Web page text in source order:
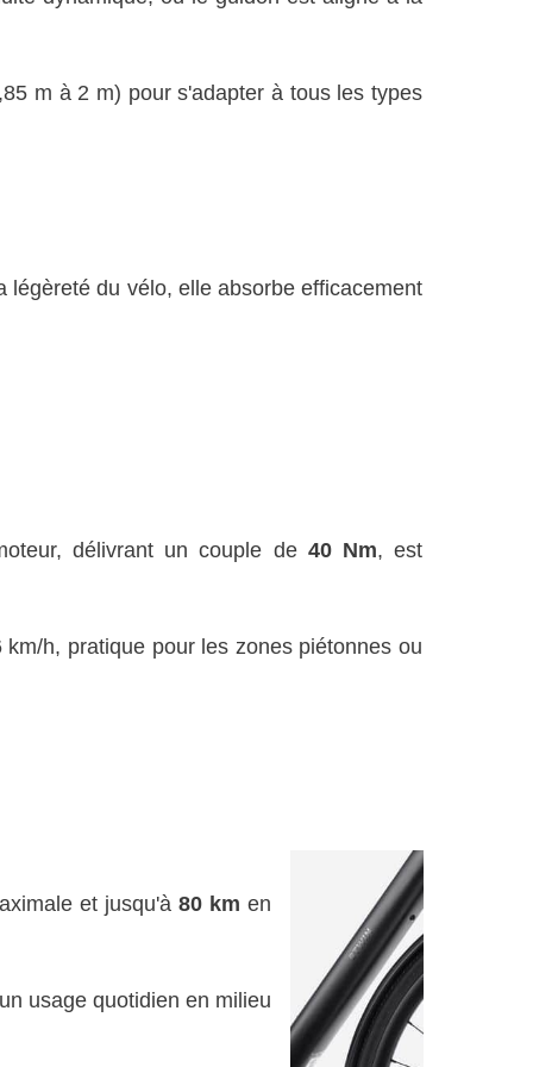
m à 2 m) pour s'adapter à tous les types
du vélo, elle absorbe efficacement
délivrant un couple de 40 Nm, est
h, pratique pour les zones piétonnes ou
et jusqu'à80 km en
usage quotidien en milieu